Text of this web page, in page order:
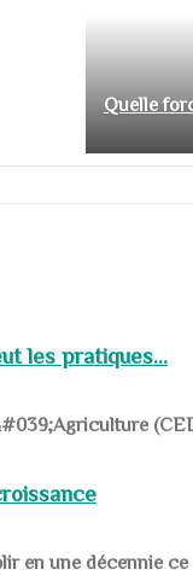
Quelle
les pratiques...
en une décennie